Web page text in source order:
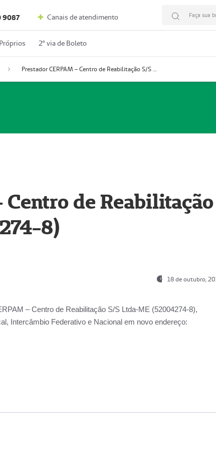
9087 Canais de atendimento Faça sua
2º via de Boleto
Prestador CERPAM – Centro de Reabilitação S/S Ltda-ME (52004274-8)
de Reabilitação
8)
18 de outubro,
– Centro de Reabilitação S/S Ltda-ME (52004274-8),
Intercâmbio Federativo e Nacional em novo endereço: